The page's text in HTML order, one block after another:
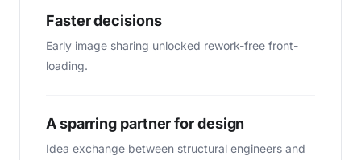
Faster decisions
Early image sharing unlocked rework-free front-
loading.
A sparring partner for design
Idea exchange between structural engineers and